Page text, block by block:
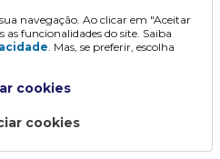
navegação. Ao clicar em "Aceitar
as funcionalidades do site. Saiba
. Mas, se preferir, escolha
cookies
cookies